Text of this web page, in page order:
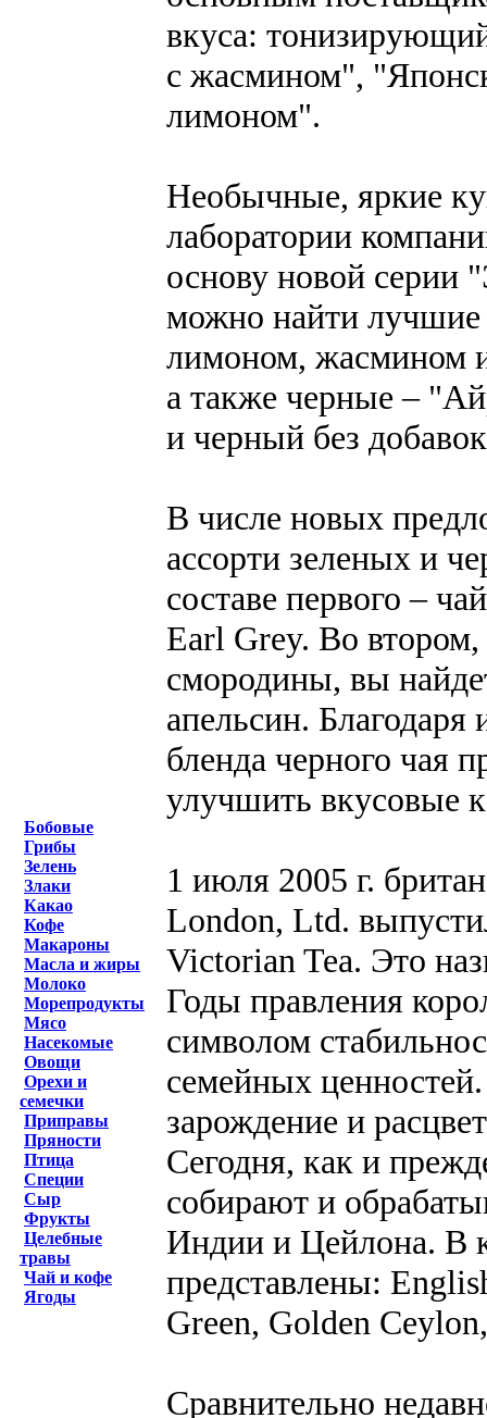
Бобовые
Грибы
Зелень
Злаки
Какао
Кофе
Макароны
Масла и жиры
Молоко
Морепродукты
Мясо
Насекомые
Овощи
Орехи и
семечки
Приправы
Пряности
Птица
Специи
Сыр
Фрукты
Целебные
травы
Чай и кофе
Ягоды
вкуса:
с жасмином",
лимоном".
Необычные, яркие
лаборатории
основу новой серии
можно найти лучшие
лимоном, жасмином
а также черные –
и черный без
В числе новых
ассорти зеленых и
составе первого –
Earl Grey. Во
смородины, вы
апельсин. Благодаря
бленда черного чая
улучшить вкусовые
1 июля 2005 г.
London, Ltd.
Victorian Tea. Это
Годы правления
символом
семейных
зарождение и
Сегодня, как и
собирают и
Индии и Цейлона. В
представлены:
Green, Golden
Сравнительно